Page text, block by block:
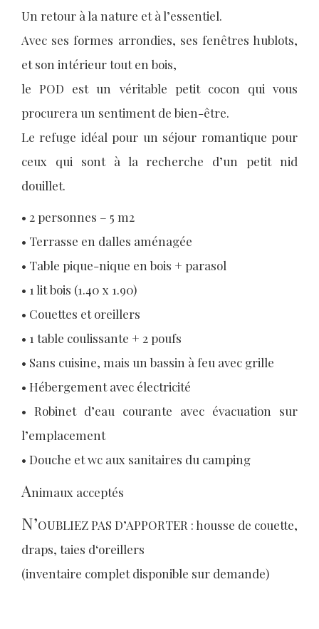
Un retour à la nature et à l’essentiel.
Avec ses formes arrondies, ses fenêtres hublots,
et son intérieur tout en bois,
le POD est un véritable petit cocon qui vous
procurera un sentiment de bien-être.
Le refuge idéal pour un séjour romantique pour
ceux qui sont à la recherche d’un petit nid
douillet.
• 2 personnes – 5 m2
• Terrasse en dalles aménagée
• Table pique-nique en bois + parasol
• 1 lit bois (1.40 x 1.90)
• Couettes et oreillers
• 1 table coulissante + 2 poufs
• Sans cuisine, mais un bassin à feu avec grille
• Hébergement avec électricité
• Robinet d’eau courante avec évacuation sur
l’emplacement
• Douche et wc aux sanitaires du camping
Animaux acceptés
N’OUBLIEZ PAS D’APPORTER : housse de couette,
draps, taies d‘oreillers
(inventaire complet disponible sur demande)